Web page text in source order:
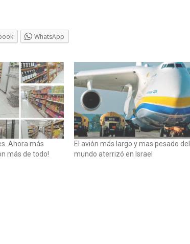
WhatsApp
Ahora más
más de todo!
El avión más largo y mas pesado del
mundo aterrizó en Israel